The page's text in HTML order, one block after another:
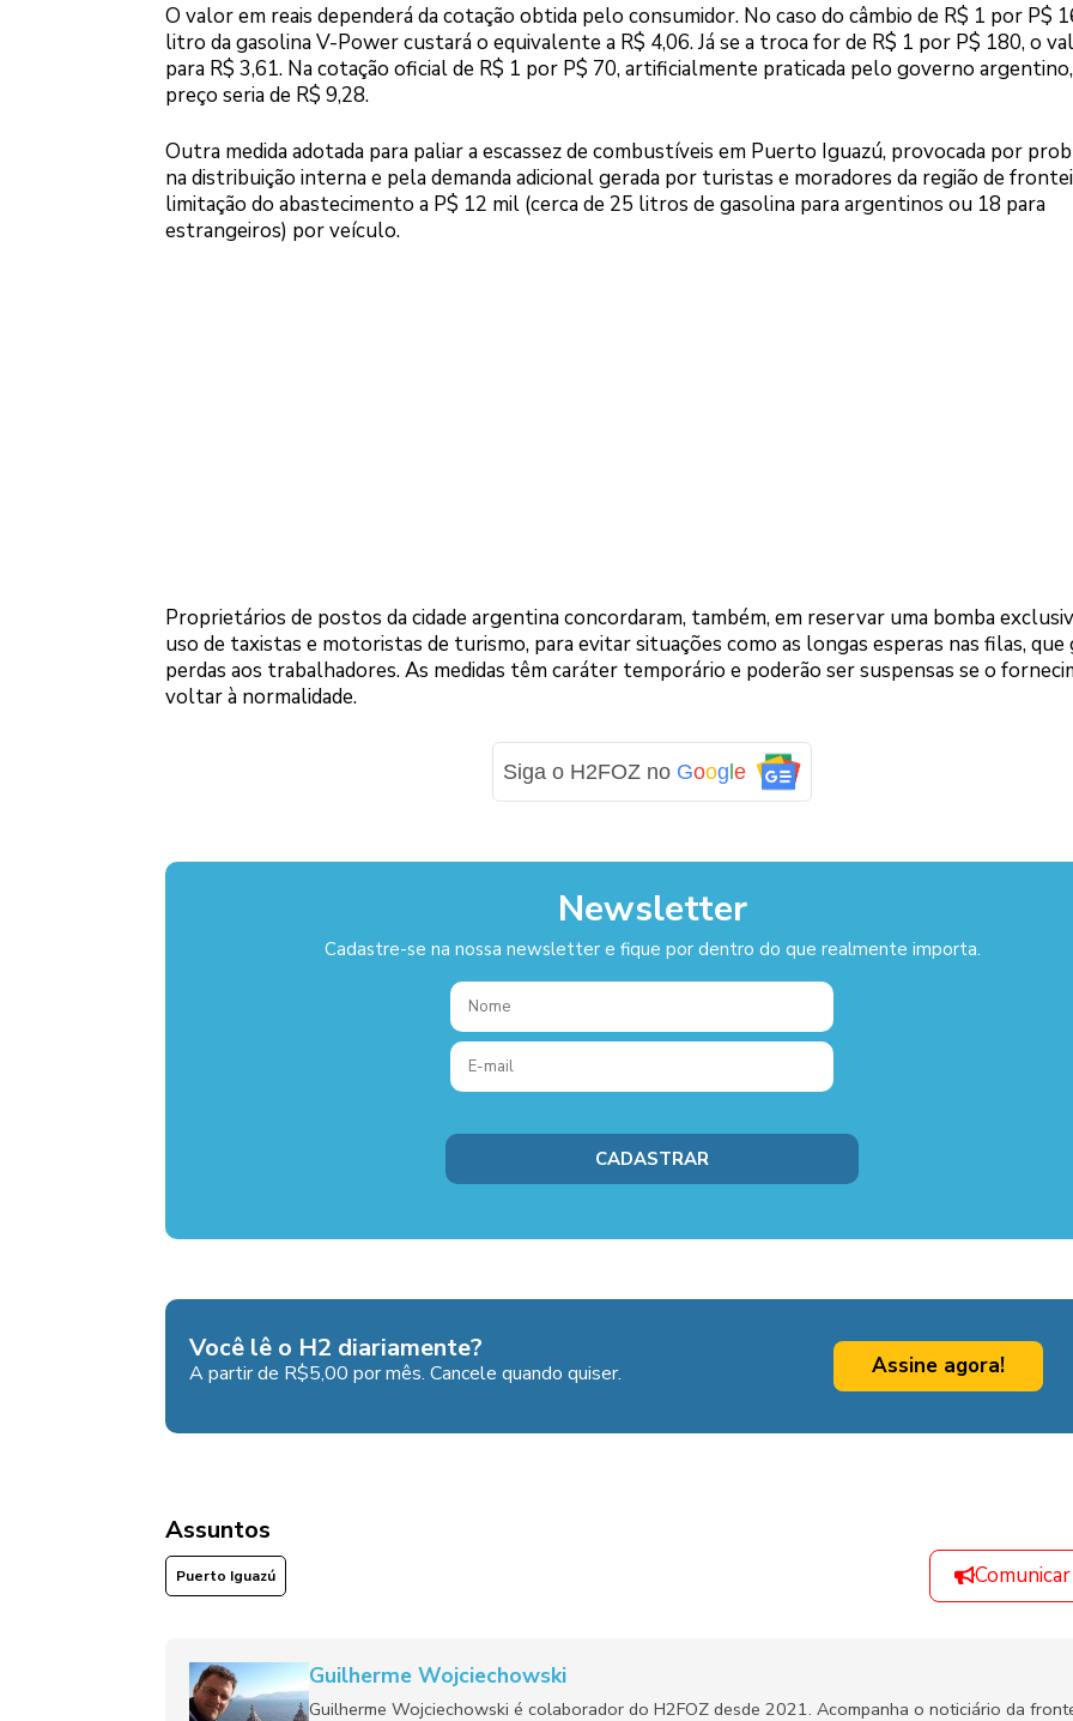
O valor em reais dependerá da cotação obtida pelo consumidor. No caso do câmbio de R$ 1 por P$
litro da gasolina V-Power custará o equivalente a R$ 4,06. Já se a troca for de R$ 1 por P$ 180, o
para R$ 3,61. Na cotação oficial de R$ 1 por P$ 70, artificialmente praticada pelo governo
preço seria de R$ 9,28.
Outra medida adotada para paliar a escassez de combustíveis em Puerto Iguazú, provocada por
na distribuição interna e pela demanda adicional gerada por turistas e moradores da região de
limitação do abastecimento a P$ 12 mil (cerca de 25 litros de gasolina para argentinos ou 18 para
estrangeiros) por veículo.
Proprietários de postos da cidade argentina concordaram, também, em reservar uma bomba
uso de taxistas e motoristas de turismo, para evitar situações como as longas esperas nas filas, que
perdas aos trabalhadores. As medidas têm caráter temporário e poderão ser suspensas se o
voltar à normalidade.
Siga o H2FOZ no Google
Newsletter
Cadastre-se na nossa newsletter e fique por dentro do que realmente importa.
Você lê o H2 diariamente?
A partir de R$5,00 por mês. Cancele quando quiser. Assine agora!
Assuntos
Puerto Iguazú
Guilherme Wojciechowski
Guilherme Wojciechowski é colaborador do H2FOZ desde 2021. Acompanha o noticiário da